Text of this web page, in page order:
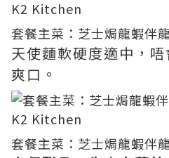
套餐主菜：芝士焗龍蝦伴
天使麵軟硬度適中，
爽口。
套餐主菜：芝士焗龍蝦伴